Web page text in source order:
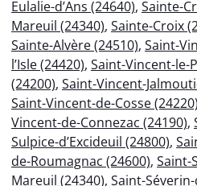
Eulalie-d’Ans (24640), Sainte-
Mareuil (24340), Sainte-Croix
Sainte-Alvère (24510), Saint-
l’Isle (24420), Saint-Vincent-le-
(24200), Saint-Vincent-
Saint-Vincent-de-Cosse (24220)
Vincent-de-Connezac (24190),
Sulpice-d’Excideuil (24800),
de-Roumagnac (24600), Saint-
Mareuil (24340), Saint-Séverin-